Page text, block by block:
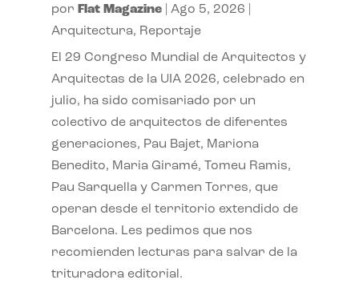
por Flat Magazine| Ago 5, 2026
Arquitectura, Reportaje
El 29 Congreso Mundial de Arquitectos y
Arquitectas de la UIA 2026, celebrado en
julio, ha sido comisariado por un
colectivo de arquitectos de diferentes
generaciones, Pau Bajet, Mariona
Benedito, Maria Giramé, Tomeu Ramis,
Pau Sarquella y Carmen Torres, que
operan desde el territorio extendido de
Barcelona. Les pedimos que nos
recomienden lecturas para salvar de la
trituradora editorial.